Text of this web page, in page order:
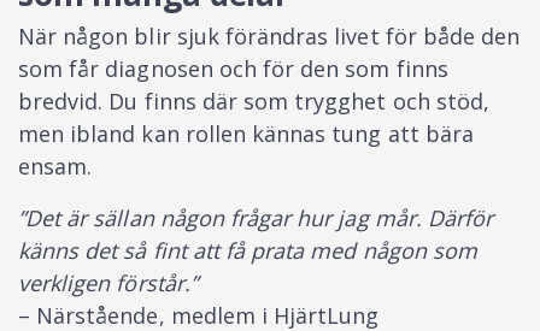
När någon blir sjuk förändras livet för både den
som får diagnosen och för den som finns
bredvid. Du finns där som trygghet och stöd,
men ibland kan rollen kännas tung att bära
ensam.
”Det är sällan någon frågar hur jag mår. Därför
känns det så fint att få prata med någon som
verkligen förstår.”
– Närstående, medlem i HjärtLung